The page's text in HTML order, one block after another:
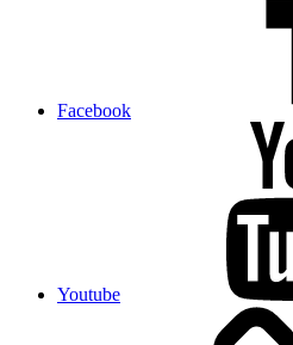
Facebook
Youtube